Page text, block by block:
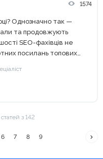
1574
Однозначно так —
та продовжують
SEO-фахівців не
посилань топових
статей з 142
6 7 8 9